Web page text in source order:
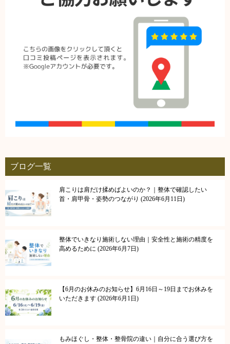
ブログ一覧
肩こりは肩だけ揉めばよいのか？｜整体で確認したい
首・肩甲骨・姿勢のつながり
2026年6月11日
整体でいきなり施術しない理由｜安全性と施術の精度を
高めるために 2026年6月7日
【6月のお休みのお知らせ】6月16日～19日までお休みを
いただきます 2026年6月1日
もみほぐし・整体・整骨院の違い｜自分に合う選び方を